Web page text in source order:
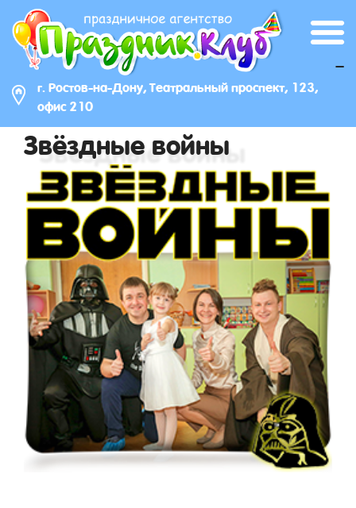
г. Ростов-на-Дону, Театральный проспект, 123,
офис 210
_
Звёздные войны